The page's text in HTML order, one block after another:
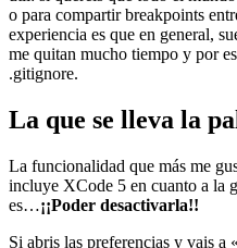
o para compartir breakpoints
experiencia es que en general,
me quitan mucho tiempo y por
.gitignore.
La que se lleva la
La funcionalidad que más me
incluye XCode 5 en cuanto a la
es…¡¡Poder desactivarla!!
Si abris las preferencias y vais a